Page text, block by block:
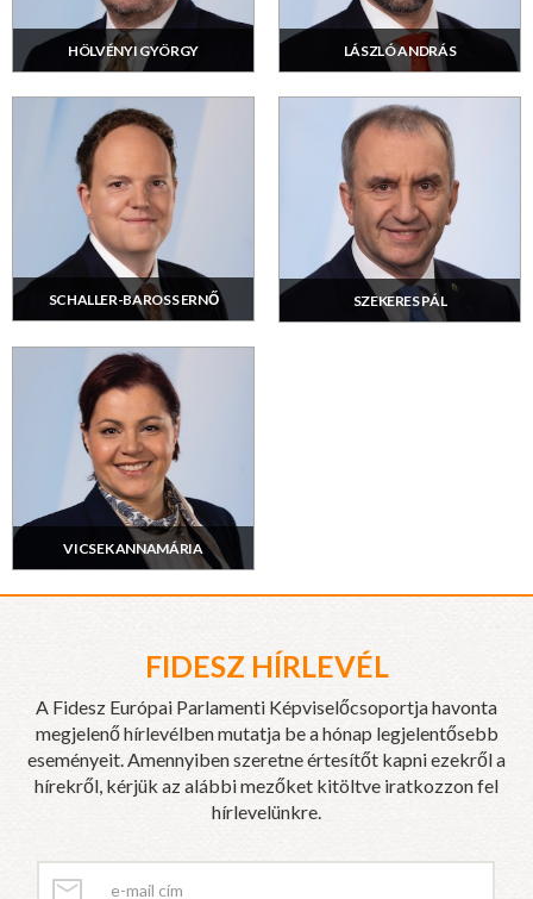
HÖLVÉNYI GYÖRGY LÁSZLÓ ANDRÁS
SCHALLER-BAROSS ERNŐ SZEKERES PÁL
VICSEK ANNAMÁRIA
FIDESZ HÍRLEVÉL
A Fidesz Európai Parlamenti Képviselőcsoportja havonta
megjelenő hírlevélben mutatja be a hónap legjelentősebb
eseményeit. Amennyiben szeretne értesítőt kapni ezekről a
hírekről, kérjük az alábbi mezőket kitöltve iratkozzon fel
hírlevelünkre.